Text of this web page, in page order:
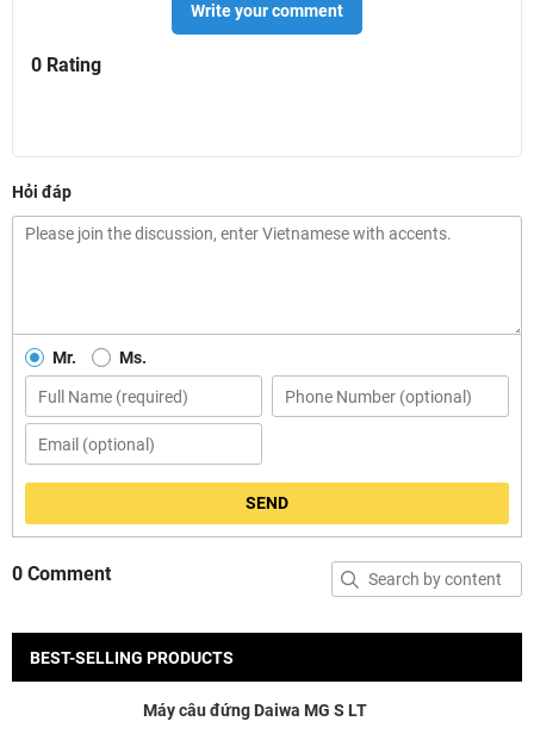
Write your comment
0 Rating
Hỏi đáp
Mr. Ms.
SEND
0 Comment
BEST-SELLING PRODUCTS
Máy câu đứng Daiwa MG S LT